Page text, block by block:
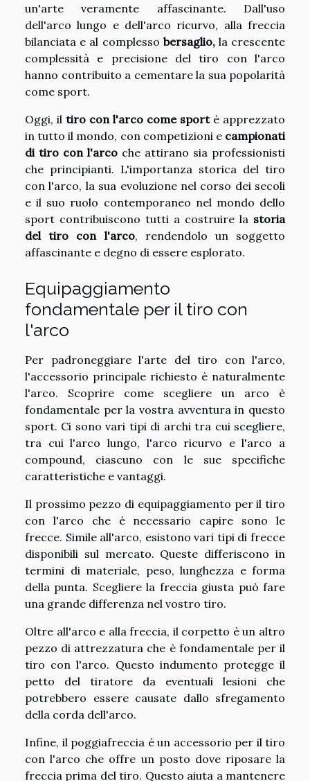
un'arte veramente affascinante. Dall'uso
dell'arco lungo e dell'arco ricurvo, alla freccia
bilanciata e al complesso bersaglio,la crescente
complessità e precisione del tiro con l'arco
hanno contribuito a cementare la sua popolarità
come sport.
Oggi, il tiro con l'arco come sportè apprezzato
in tutto il mondo, con competizioni e campionati
di tiro con l'arco che attirano sia professionisti
che principianti. L'importanza storica del tiro
con l'arco, la sua evoluzione nel corso dei secoli
e il suo ruolo contemporaneo nel mondo dello
sport contribuiscono tutti a costruire la storia
del tiro con l'arco, rendendolo un soggetto
affascinante e degno di essere esplorato.
Equipaggiamento
fondamentale per il tiro con
l'arco
Per padroneggiare l'arte del tiro con l'arco,
l'accessorio principale richiesto è naturalmente
l'arco. Scoprire come scegliere un arco è
fondamentale per la vostra avventura in questo
sport. Ci sono vari tipi di archi tra cui scegliere,
tra cui l'arco lungo, l'arco ricurvo e l'arco a
compound, ciascuno con le sue specifiche
caratteristiche e vantaggi.
Il prossimo pezzo di equipaggiamento per il tiro
con l'arco che è necessario capire sono le
frecce. Simile all'arco, esistono vari tipi di frecce
disponibili sul mercato. Queste differiscono in
termini di materiale, peso, lunghezza e forma
della punta. Scegliere la freccia giusta può fare
una grande differenza nel vostro tiro.
Oltre all'arco e alla freccia, il corpetto è un altro
pezzo di attrezzatura che è fondamentale per il
tiro con l'arco. Questo indumento protegge il
petto del tiratore da eventuali lesioni che
potrebbero essere causate dallo sfregamento
della corda dell'arco.
Infine, il poggiafreccia è un accessorio per il tiro
con l'arco che offre un posto dove riposare la
freccia prima del tiro. Questo aiuta a mantenere